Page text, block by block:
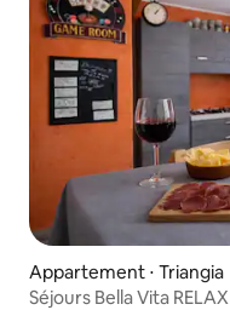
Appartement ⋅ Triangia
Séjours Bella Vita RELAX